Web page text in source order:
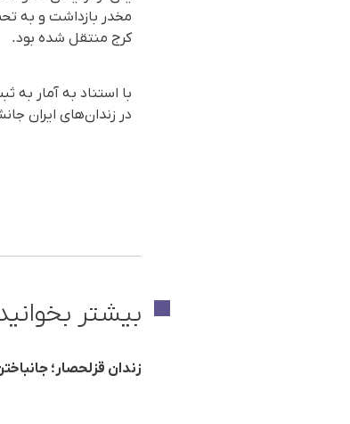
کرج منتقل شده بود.
در زندان‌های ایران جانشان را از دست
بیشتر
زندان قزلحصار؛